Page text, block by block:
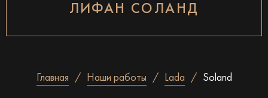
ЛИФАН СОЛАНД
Главная Наши работы Lada Soland